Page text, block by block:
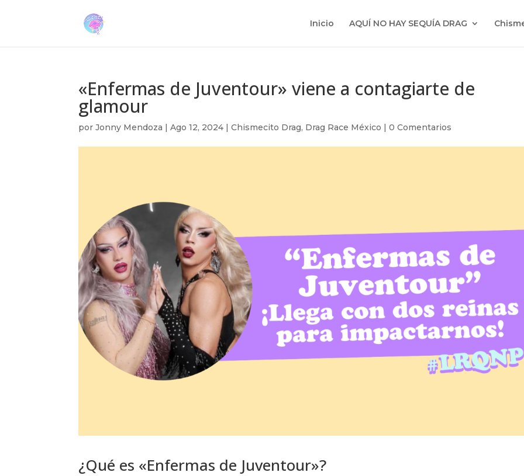
Inicio AQUÍ NO HAY SEQUÍA DRAG
«Enfermas de Juventour» viene a contagiarte de
glamour
porJonny Mendoza |Ago 12, 2024 |Chismecito Drag, Drag Race México |0 Comentarios
¿Qué es «Enfermas de Juventour»?